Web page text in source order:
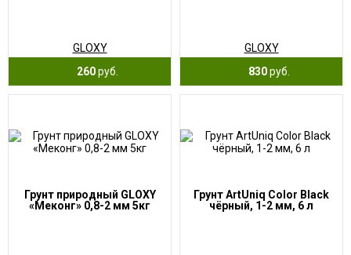
GLOXY
260руб.
GLOXY
830руб.
Грунт природный GLOXY
«Меконг» 0,8-2 мм 5кг
Грунт ArtUniq Color Black
чёрный, 1-2 мм, 6 л